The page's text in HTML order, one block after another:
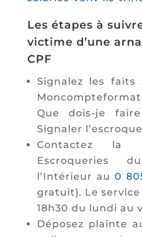
Les étapes à
victime d’une
CPF
Signalez les
Que dois-je
Signaler
Contactez la
Escroqueries
l’Intérieur au0
gratuit). Le
18h30 du lundi au
Déposez plainte